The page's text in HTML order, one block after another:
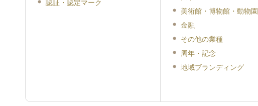
認証・認定マーク
美術館・博物館・動物園
金融
その他の業種
周年・記念
地域ブランディング